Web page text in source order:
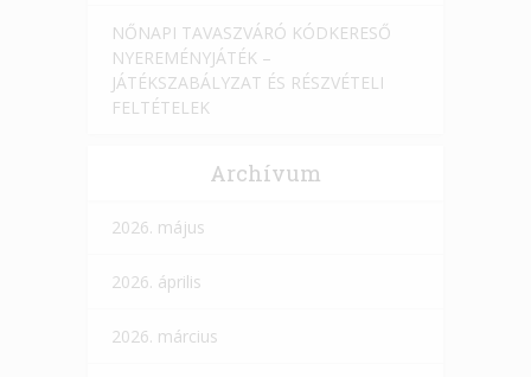
NŐNAPI TAVASZVÁRÓ KÓDKERESŐ
NYEREMÉNYJÁTÉK –
JÁTÉKSZABÁLYZAT ÉS RÉSZVÉTELI
FELTÉTELEK
Archívum
2026. május
2026. április
2026. március